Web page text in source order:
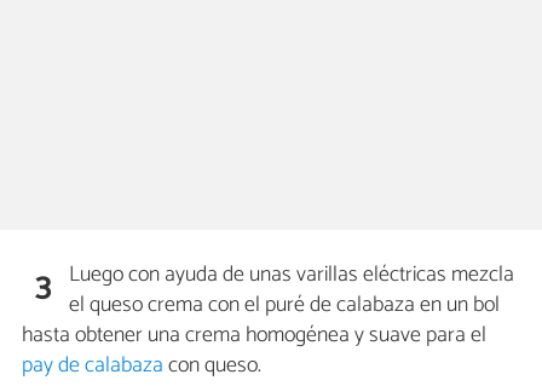
3 Luego con ayuda de unas varillas eléctricas mezcla
el queso crema con el puré de calabaza en un bol
hasta obtener una crema homogénea y suave para el
pay de calabazacon queso.